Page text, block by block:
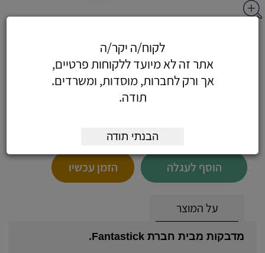
מ"מ (10 בדף)
הוסף לעגלה הזמן עכשיו
על המוצר
מדבקות מבית חברת Fantastick.
לקוח/ה יקר/ה
אתר זה לא מיועד ללקוחות פרטיים,
אך ורק לחברות, מוסדות, ומשרדים.
תודה.
הבנתי תודה